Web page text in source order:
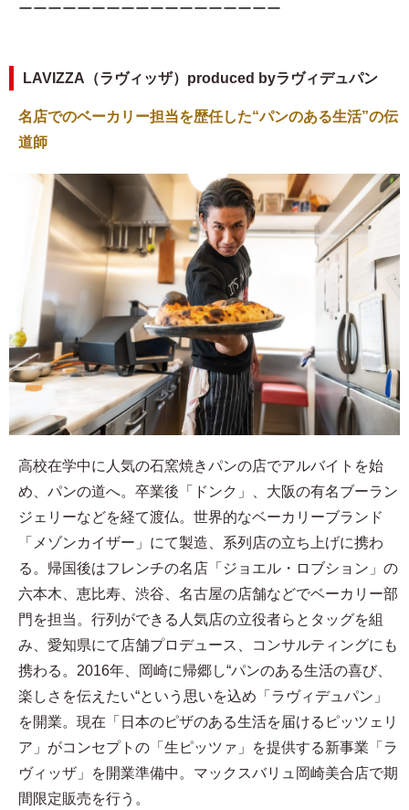
ーーーーーーーーーーーーーーーーーー
LAVIZZA（ラヴィッザ）produced byラヴィデュパン
名店でのベーカリー担当を歴任した“パンのある生活”の伝
道師
高校在学中に人気の石窯焼きパンの店でアルバイトを始
め、パンの道へ。卒業後「ドンク」、大阪の有名ブーラン
ジェリーなどを経て渡仏。世界的なベーカリーブランド
「メゾンカイザー」にて製造、系列店の立ち上げに携わ
る。帰国後はフレンチの名店「ジョエル・ロブション」の
六本木、恵比寿、渋谷、名古屋の店舗などでベーカリー部
門を担当。行列ができる人気店の立役者らとタッグを組
み、愛知県にて店舗プロデュース、コンサルティングにも
携わる。2016年、岡崎に帰郷し“パンのある生活の喜び、
楽しさを伝えたい“という思いを込め「ラヴィデュパン」
を開業。現在「日本のピザのある生活を届けるピッツェリ
ア」がコンセプトの「生ピッツァ」を提供する新事業「ラ
ヴィッザ」を開業準備中。マックスバリュ岡崎美合店で期
間限定販売を行う。